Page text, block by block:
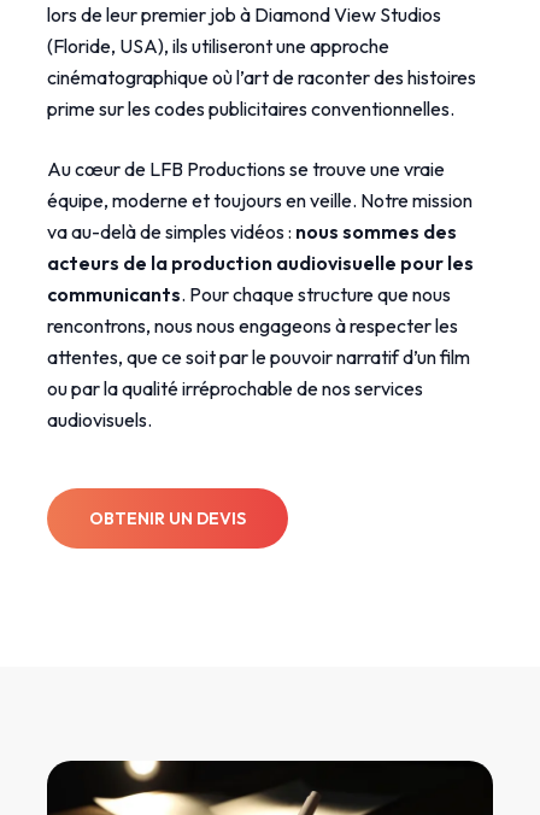
lors de leur premier job à Diamond View Studios
(Floride, USA), ils utiliseront une approche
cinématographique où l’art de raconter des histoires
prime sur les codes publicitaires conventionnelles.
Au cœur de LFB Productions se trouve une vraie
équipe, moderne et toujours en veille. Notre mission
va au-delà de simples vidéos : nous sommes des
acteurs de la production audiovisuelle pour les
communicants. Pour chaque structure que nous
rencontrons, nous nous engageons à respecter les
attentes, que ce soit par le pouvoir narratif d’un film
ou par la qualité irréprochable de nos services
audiovisuels.
OBTENIR UN DEVIS